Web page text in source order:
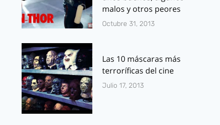
malos y otros peores
Octubre 31, 2013
Las 10 máscaras más
terroríficas del cine
Julio 17, 2013